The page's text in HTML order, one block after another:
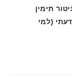
תימין
(למי